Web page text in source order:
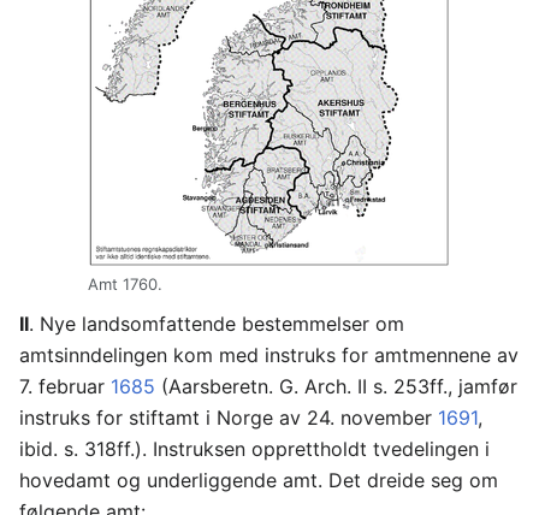
Amt 1760.
II. Nye landsomfattende bestemmelser om
amtsinndelingen kom med instruks for amtmennene av
7. februar 1685 (Aarsberetn. G. Arch. II s. 253ff., jamfør
instruks for stiftamt i Norge av 24. november 1691,
ibid. s. 318ff.). Instruksen opprettholdt tvedelingen i
hovedamt og underliggende amt. Det dreide seg om